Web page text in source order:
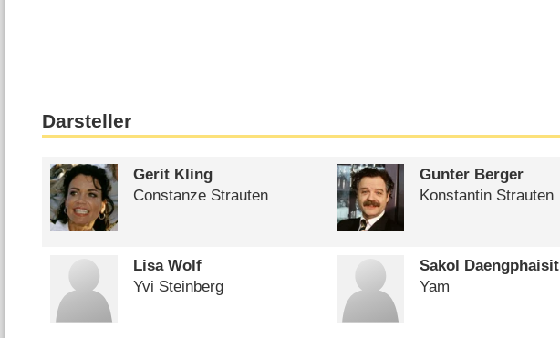
Darsteller
Gerit Kling
Constanze Strauten
Gunter Berger
Konstantin Strauten
Lisa Wolf
Yvi Steinberg
Sakol Daengphaisit
Yam